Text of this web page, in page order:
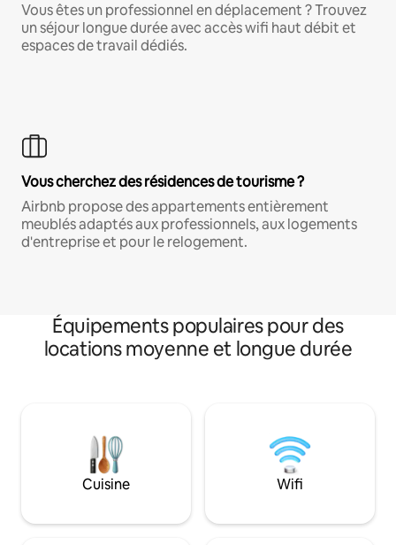
Vous êtes un professionnel en déplacement ? Trouvez
un séjour longue durée avec accès wifi haut débit et
espaces de travail dédiés.
Vous cherchez des résidences de tourisme ?
Airbnb propose des appartements entièrement
meublés adaptés aux professionnels, aux logements
d'entreprise et pour le relogement.
Équipements populaires pour des
locations moyenne et longue durée
Cuisine Wifi